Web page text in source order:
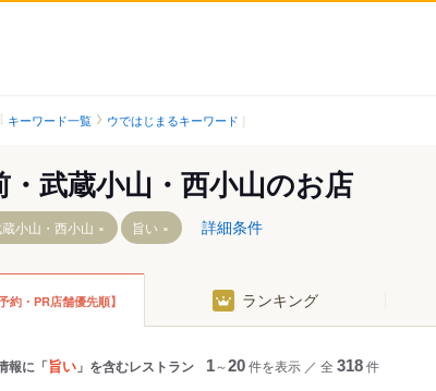
キーワード一覧 ウではじまるキーワード
・武蔵小山・西小山のお店
小山・西小山 旨い 詳細条件
予約・PR店舗優先順】 ランキング
報に「旨い 」を含むレストラン 1～20件を表示 ／ 全 318件